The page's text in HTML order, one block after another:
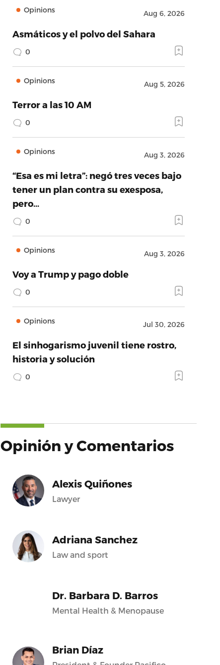
Opinions Aug 6, 2026
Asmáticos y el polvo del Sahara
0
Opinions Aug 5, 2026
Terror a las 10 AM
0
Opinions Aug 3, 2026
“Esa es mi letra”: negó tres veces bajo
tener un plan contra su exesposa,
pero…
0
Opinions Aug 3, 2026
Voy a Trump y pago doble
0
Opinions Jul 30, 2026
El sinhogarismo juvenil tiene rostro,
historia y solución
0
Opinión y Comentarios
Alexis Quiñones
Lawyer
Adriana Sanchez
Law and sport
Dr. Barbara D. Barros
Mental Health & Menopause
Brian Díaz